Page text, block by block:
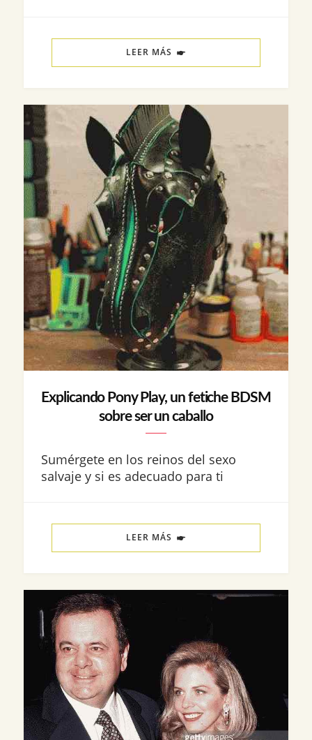
LEER MÁS
Explicando Pony Play, un fetiche BDSM
sobre ser un caballo
Sumérgete en los reinos del sexo
salvaje y si es adecuado para ti
LEER MÁS